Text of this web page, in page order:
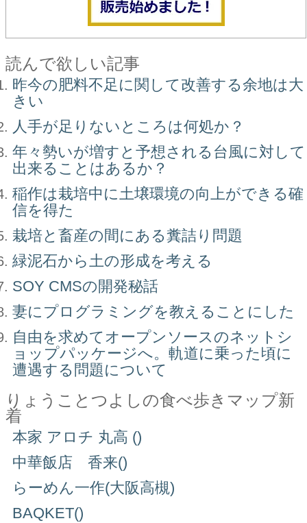
読んで欲しい記事
昨今の肥料不足に関して改善する余地は大
きい
人手が足りないところは何処か？
年々勢いが増すと予想される台風に対して
出来ることはあるか？
稲作は栽培中に土壌環境の向上ができる確
信を得た
栽培と畜産の間にある糞詰り問題
緑泥石から土の形成を考える
SOY CMSの開発秘話
妻にプログラミングを教えることにした
自由を求めてオープンソースのネットシ
ョップパッケージへ。軌道に乗った頃に
遭遇する問題について
りょうことつよしの食べ歩きマップ新
着
本家 アロチ 丸高 ()
中華飯店 香来()
らーめん一作(大阪高槻)
BAQKET()